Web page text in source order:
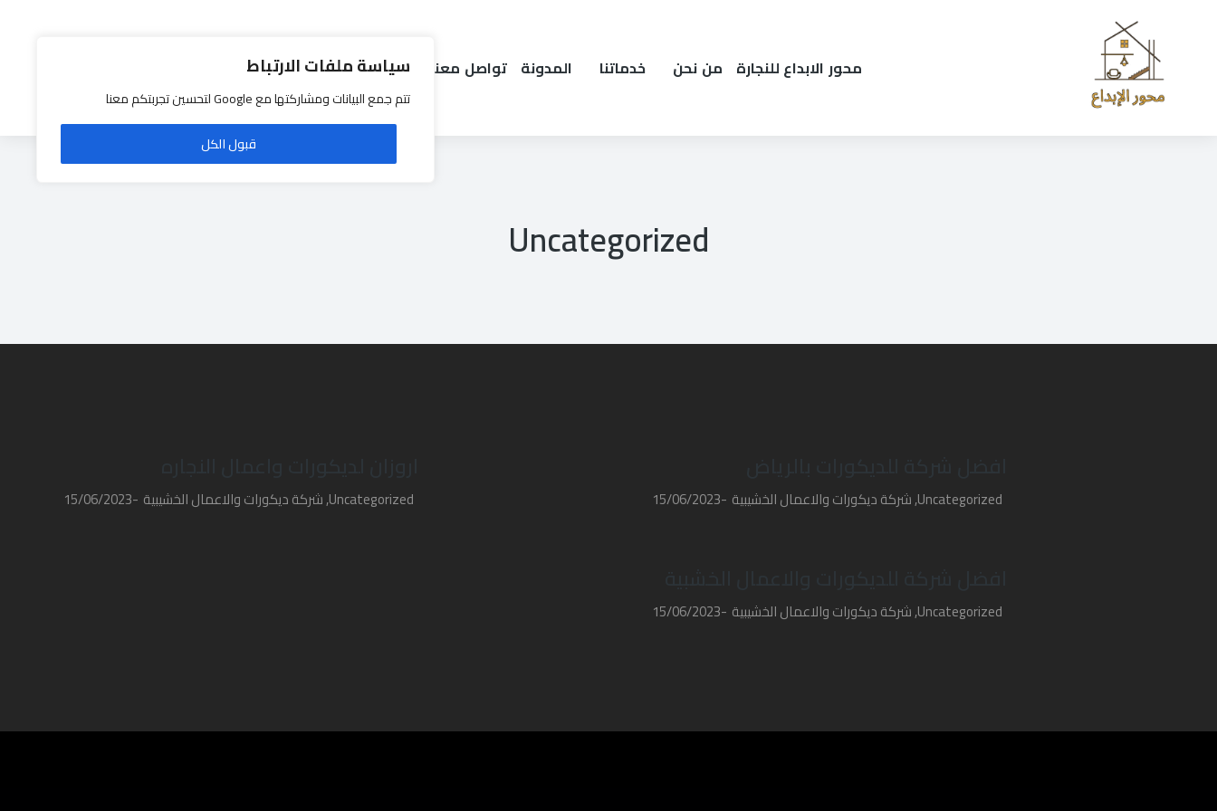
سياسة ملفات الارتباط
تتم جمع البيانات ومشاركتها مع Google لتحسين تجربتكم معنا
قبول الكل
محور الابداع للنجارة من نحن خدماتنا المدونة تواصل معنا
Uncategorized
Uncategorized
,شركة ديكورات والاعمال الخشيبية 15/06/2023
Uncategorized
,شركة ديكورات والاعمال الخشيبية 15/06/2023
Uncategorized
,شركة ديكورات والاعمال الخشيبية 15/06/2023